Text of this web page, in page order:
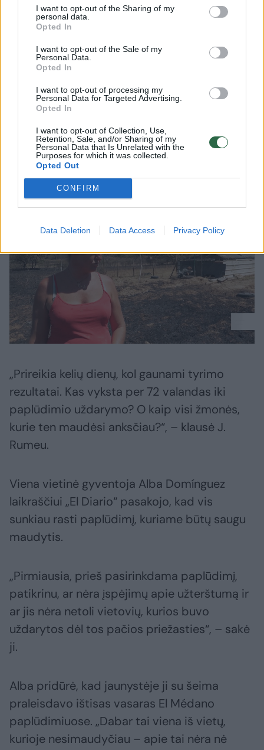
I want to opt-out of the Sharing of my
personal data.
Opted In
I want to opt-out of the Sale of my
Personal Data.
Opted In
I want to opt-out of processing my
Personal Data for Targeted Advertising.
Opted In
I want to opt-out of Collection, Use,
Retention, Sale, and/or Sharing of my
Personal Data that Is Unrelated with the
Purposes for which it was collected.
Opted Out
CONFIRM
Data Deletion Data Access Privacy Policy
asociacijos prezidentas Juan Rumeu teigė,
kad nevalytų nuotekų išleidimas palei kurorto
pakrantę yra „labai rimta visuomenės
sveikatos problema“. Pasirodo, kad po
nuotekų išleidimo ir pasirodžiusios taršos gali
užtrukti iki trijų dienų, kol paplūdimys bus
Tikras košmaras Prancūzijoje: „Viskas
išsilydė, 9 vištos sudegė“
„Prireikia kelių dienų, kol gaunami tyrimo
rezultatai. Kas vyksta per 72 valandas iki
paplūdimio uždarymo? O kaip visi žmonės,
kurie ten maudėsi anksčiau?“, – klausė J.
Rumeu.
Viena vietinė gyventoja Alba Domínguez
laikraščiui „El Diario“ pasakojo, kad vis
sunkiau rasti paplūdimį, kuriame būtų saugu
maudytis.
„Pirmiausia, prieš pasirinkdama paplūdimį,
patikrinu, ar nėra įspėjimų apie užterštumą ir
ar jis nėra netoli vietovių, kurios buvo
uždarytos dėl tos pačios priežasties“, – sakė
ji.
Alba pridūrė, kad jaunystėje ji su šeima
praleisdavo ištisas vasaras El Médano
paplūdimiuose. „Dabar tai viena iš vietų,
kurioje nesimaudyčiau – apie tai nėra nė